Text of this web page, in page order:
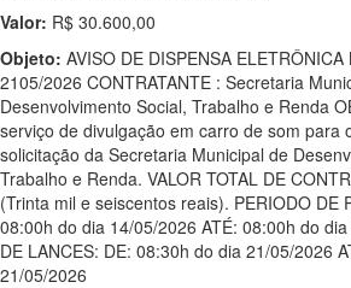
Valor: R$ 30.600,00
Objeto: AVISO DE DISPENSA
2105/2026 CONTRATANTE : Secretaria
Desenvolvimento Social, Trabalho e Renda
serviço de divulgação em carro de som para
solicitação da Secretaria Municipal de
Trabalho e Renda. VALOR TOTAL DE
(Trinta mil e seiscentos reais). PERIODO DE
08:00h do dia 14/05/2026 ATÉ: 08:00h do
DE LANCES: DE: 08:30h do dia 21/05/2026
21/05/2026